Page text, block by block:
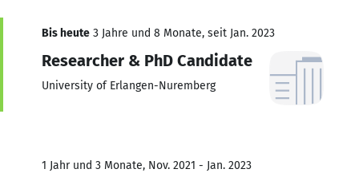
Bis heute 3 Jahre und 8 Monate, seit Jan. 2023
Researcher & PhD Candidate
University of Erlangen-Nuremberg
1 Jahr und 3 Monate, Nov. 2021 - Jan. 2023